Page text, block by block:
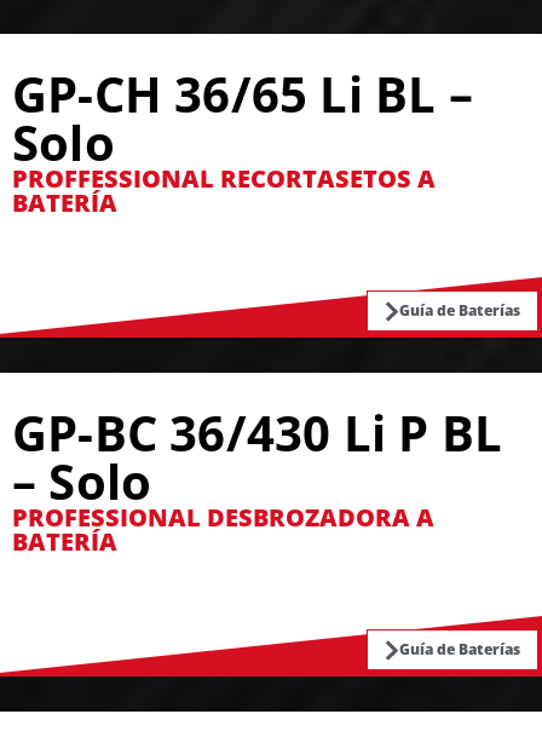
GP-CH 36/65 Li BL –
Solo
PROFFESSIONAL RECORTASETOS A
BATERÍA
Guía de Baterías
GP-BC 36/430 Li P BL
– Solo
PROFESSIONAL DESBROZADORA A
BATERÍA
Guía de Baterías